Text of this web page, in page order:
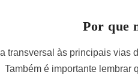
Por que
transversal às principais vias
é importante lembrar